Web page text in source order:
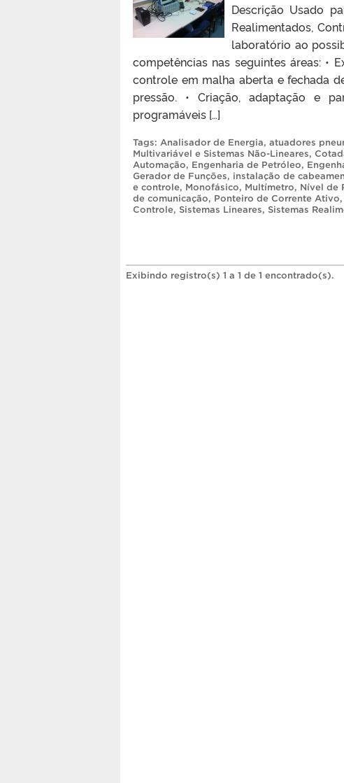
Descrição Usado
Realimentados,
laboratório ao
competências nas seguintes áreas: •
controle em malha aberta e fechada
pressão. • Criação, adaptação e
programáveis […]
Tags: Analisador de Energia, atuadores
Multivariável e Sistemas Não-Lineares,
Automação, Engenharia de Petróleo,
Gerador de Funções, instalação de
e controle, Monofásico, Multímetro, Nível de
de comunicação, Ponteiro de Corrente Ativo,
Controle, Sistemas Lineares, Sistemas
Exibindo registro(s) 1 a 1 de 1 encontrado(s).